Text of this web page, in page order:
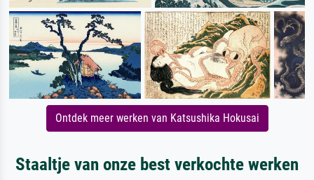
Ontdek meer werken van Katsushika Hokusai
Staaltje van onze best verkochte werken